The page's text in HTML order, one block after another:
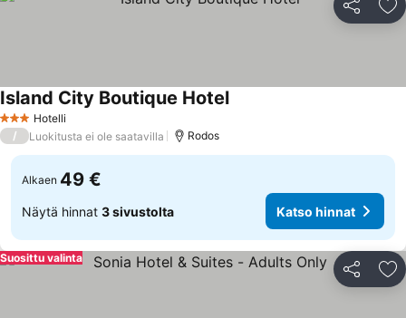
Jaa
3 Tähtiluokitus
Hotelli
Island City Boutique Hotel
/ Luokitusta ei ole saatavilla Rodos
Alkaen 49 €
Näytä hinnat 3 sivustolta Katso hinnat
Jaa
Suosittu valinta